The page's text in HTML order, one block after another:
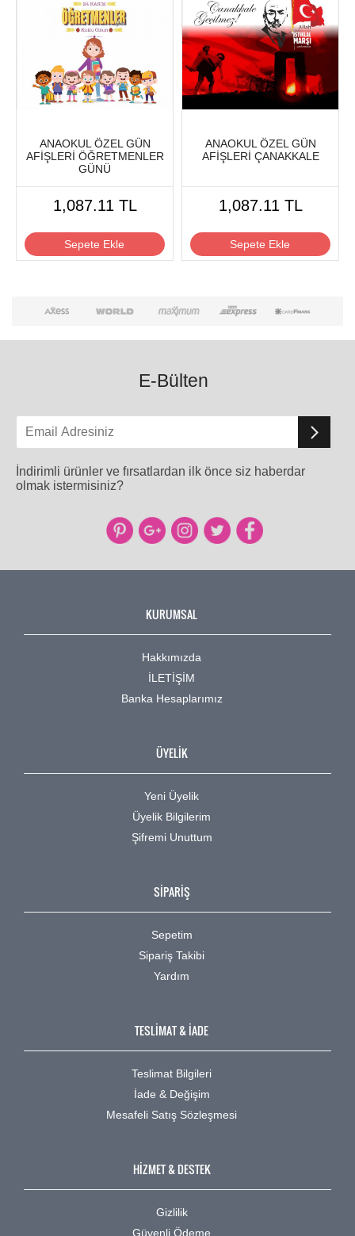
ANAOKUL ÖZEL GÜN
AFİŞLERİ ÖĞRETMENLER
GÜNÜ
1,087.11 TL
Sepete Ekle
ANAOKUL ÖZEL GÜN
AFİŞLERİ ÇANAKKALE
1,087.11 TL
Sepete Ekle
E-Bülten
İndirimli ürünler ve fırsatlardan ilk önce siz haberdar
olmak istermisiniz?
KURUMSAL
Hakkımızda
İLETİŞİM
Banka Hesaplarımız
ÜYELİK
Yeni Üyelik
Üyelik Bilgilerim
Şifremi Unuttum
SİPARİŞ
Sepetim
Sipariş Takibi
Yardım
TESLİMAT & İADE
Teslimat Bilgileri
İade & Değişim
Mesafeli Satış Sözleşmesi
HİZMET & DESTEK
Gizlilik
Güvenli Ödeme